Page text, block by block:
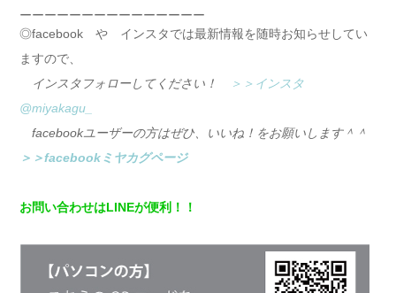
ーーーーーーーーーーーーーーー
◎facebook や インスタでは最新情報を随時お知らせしてい
ますので、
インスタフォローしてください！
＞＞インスタ
@miyakagu_
facebookユーザーの方はぜひ、いいね！をお願いします＾＾
＞＞facebookミヤカグページ
お問い合わせはLINEが便利！！